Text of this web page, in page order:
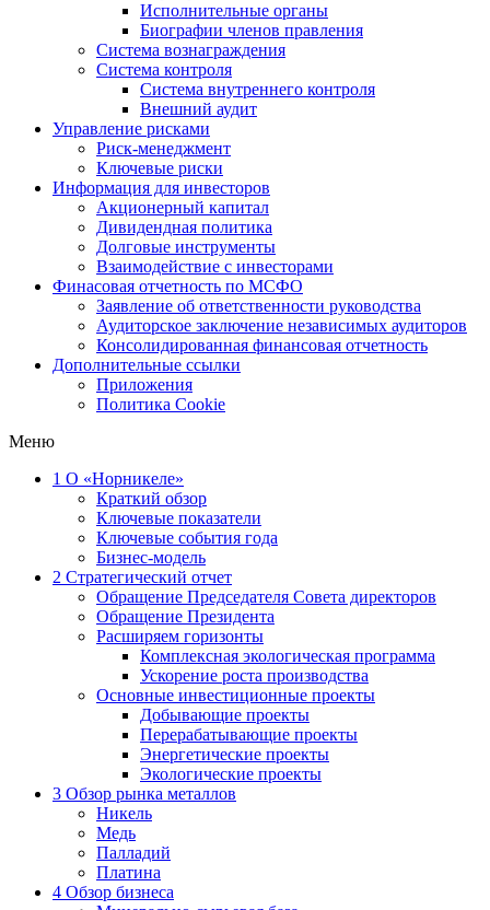
Исполнительные органы
Биографии членов правления
Система вознаграждения
Система контроля
Система внутреннего контроля
Внешний аудит
Управление рисками
Риск-менеджмент
Ключевые риски
Информация для инвесторов
Акционерный капитал
Дивидендная политика
Долговые инструменты
Взаимодействие с инвеcторами
Финасовая отчетность по МСФО
Заявление об ответственности руководства
Аудиторское заключение независимых аудиторов
Консолидированная финансовая отчетность
Дополнительные ссылки
Приложения
Политика Cookie
Меню
1 О «Норникеле»
Краткий обзор
Ключевые показатели
Ключевые события года
Бизнес-модель
2 Стратегический отчет
Обращение Председателя Совета директоров
Обращение Президента
Расширяем горизонты
Комплексная экологическая программа
Ускорение роста производства
Основные инвестиционные проекты
Добывающие проекты
Перерабатывающие проекты
Энергетические проекты
Экологические проекты
3 Обзор рынка металлов
Никель
Медь
Палладий
Платина
4 Обзор бизнеса